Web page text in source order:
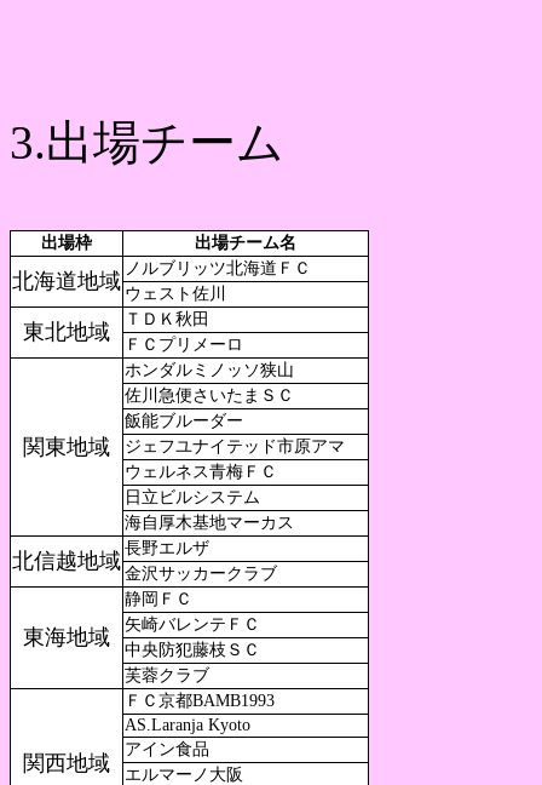
3.出場チーム
出場枠 出場チーム名
北海道地域
ノルブリッツ北海道ＦＣ
ウェスト佐川
東北地域
ＴＤＫ秋田
ＦＣプリメーロ
関東地域
ホンダルミノッソ狭山
佐川急便さいたまＳＣ
飯能ブルーダー
ジェフユナイテッド市原アマ
ウェルネス青梅ＦＣ
日立ビルシステム
海自厚木基地マーカス
北信越地域
長野エルザ
金沢サッカークラブ
東海地域
静岡ＦＣ
矢崎バレンテＦＣ
中央防犯藤枝ＳＣ
芙蓉クラブ
関西地域
ＦＣ京都BAMB1993
AS.Laranja Kyoto
アイン食品
エルマーノ大阪